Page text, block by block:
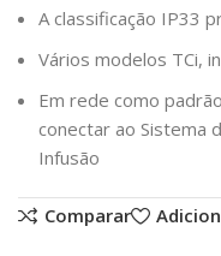
A classificação IP33
Vários modelos TCi,
Em rede como
conectar ao Sistema
Infusão
Comparar